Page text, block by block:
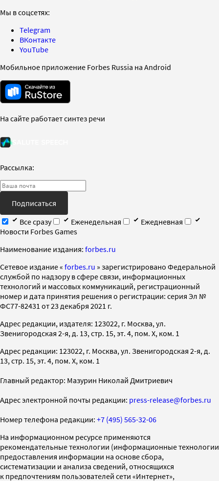
Мы в соцсетях:
Telegram
ВКонтакте
YouTube
Мобильное приложение Forbes Russia на Android
На сайте работает синтез речи
Рассылка:
Подписаться
Все сразу
Еженедельная
Ежедневная
Новости Forbes Games
Наименование издания: forbes.ru
Cетевое издание « forbes.ru » зарегистрировано Федеральной
службой по надзору в сфере связи, информационных
технологий и массовых коммуникаций, регистрационный
номер и дата принятия решения о регистрации: серия Эл №
ФС77-82431 от 23 декабря 2021 г.
Адрес редакции, издателя: 123022, г. Москва, ул.
Звенигородская 2-я, д. 13, стр. 15, эт. 4, пом. X, ком. 1
Адрес редакции: 123022, г. Москва, ул. Звенигородская 2-я, д.
13, стр. 15, эт. 4, пом. X, ком. 1
Главный редактор: Мазурин Николай Дмитриевич
Адрес электронной почты редакции: press-release@forbes.ru
Номер телефона редакции: +7 (495) 565-32-06
На информационном ресурсе применяются
рекомендательные технологии (информационные технологии
предоставления информации на основе сбора,
систематизации и анализа сведений, относящихся
к предпочтениям пользователей сети «Интернет»,